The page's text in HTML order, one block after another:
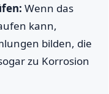
Wenn das
kann,
bilden, die
zu Korrosion